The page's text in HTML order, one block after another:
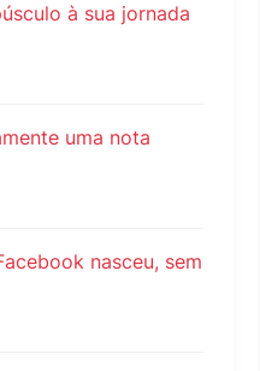
à sua jornada
uma nota
nasceu, sem